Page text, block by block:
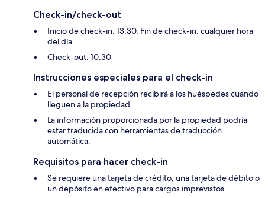
Check-in/check-out
Inicio de check-in: 13:30. Fin de check-in: cualquier hora
del día
Check-out: 10:30
Instrucciones especiales para el check-in
El personal de recepción recibirá a los huéspedes cuando
lleguen a la propiedad.
La información proporcionada por la propiedad podría
estar traducida con herramientas de traducción
automática.
Requisitos para hacer check-in
Se requiere una tarjeta de crédito, una tarjeta de débito o
un depósito en efectivo para cargos imprevistos